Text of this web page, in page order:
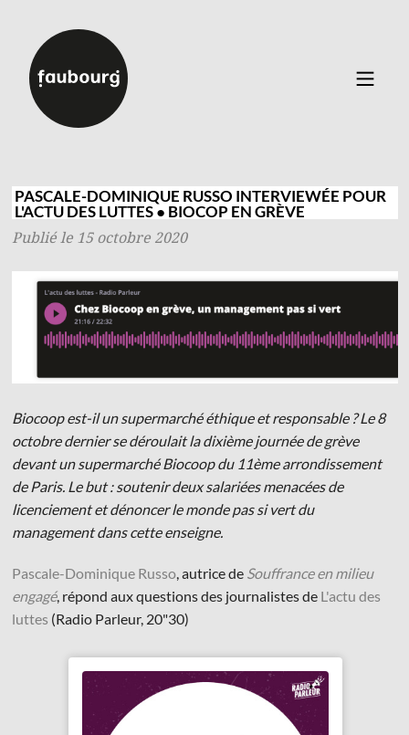
Auteurs
Événements
À propos
Connexion Inscription
© Les Éditions du Faubourg 2026
Fondatrice :Sophie Caillat
CGV•Mentions légales•Politique de confidentialité
PASCALE-DOMINIQUE RUSSO INTERVIEWÉE POUR
L'ACTU DES LUTTES ● BIOCOP EN GRÈVE
Publié le 15 octobre 2020
Biocoop est-il un supermarché éthique et responsable ? Le 8
octobre dernier se déroulait la dixième journée de grève
devant un supermarché Biocoop du 11ème arrondissement
de Paris. Le but : soutenir deux salariées menacées de
licenciement et dénoncer le monde pas si vert du
management dans cette enseigne.
Pascale-Dominique Russo, autrice de Souffrance en milieu
engagé, répond aux questions des journalistes de L'actu des
luttes (Radio Parleur, 20"30)